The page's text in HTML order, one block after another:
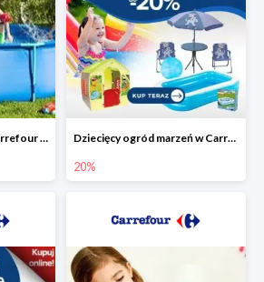
Baseny i akcesoria w Carrefour do -20% Dziecięcy ogród marzeń w Carrefour do -20%
20%